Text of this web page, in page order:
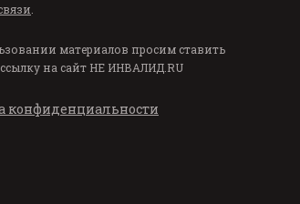
.
материалов просим ставить
на сайт НЕ ИНВАЛИД.RU
конфиденциальности